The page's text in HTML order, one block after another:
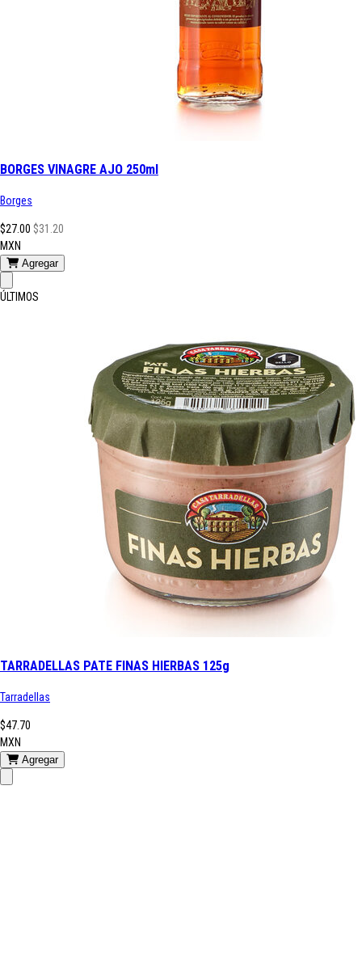
BORGES VINAGRE AJO 250ml
Borges
$27.00 $31.20
MXN
Agregar
ÚLTIMOS
TARRADELLAS PATE FINAS HIERBAS 125g
Tarradellas
$47.70
MXN
Agregar